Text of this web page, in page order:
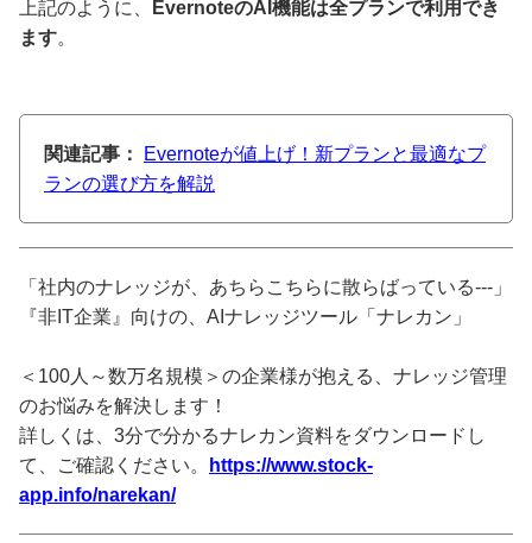
上記のように、
EvernoteのAI機能は全プランで利用でき
ます。
関連記事：
Evernoteが値上げ！新プランと最適なプ
ランの選び方を解説
「社内のナレッジが、あちらこちらに散らばっている---」
『非IT企業』向けの、AIナレッジツール「ナレカン」
＜100人～数万名規模＞の企業様が抱える、ナレッジ管理
のお悩みを解決します！
詳しくは、3分で分かるナレカン資料をダウンロードし
て、ご確認ください。
https://www.stock-
app.info/narekan/